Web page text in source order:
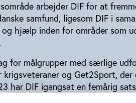
arbejder DIF for at
samfund, ligesom DIF i
hjælp inden for områder som
for målgrupper med særlige
og Get2Sport,
har DIF igangsat en femårig